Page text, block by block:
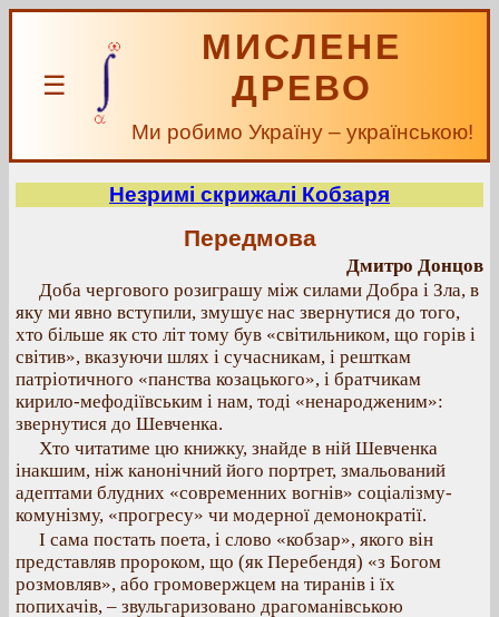
☰
МИСЛЕНЕ
ДРЕВО
Ми робимо Україну – українською!
Незримі скрижалі Кобзаря
Передмова
Дмитро Донцов
Доба чергового розиграшу між силами Добра і Зла, в
яку ми явно вступили, змушує нас звернутися до того,
хто більше як сто літ тому був «світильником, що горів і
світив», вказуючи шлях і сучасникам, і решткам
патріотичного «панства козацького», і братчикам
кирило-мефодіївським і нам, тоді «ненародженим»:
звернутися до Шевченка.
Хто читатиме цю книжку, знайде в ній Шевченка
інакшим, ніж канонічний його портрет, змальований
адептами блудних «современних вогнів» соціалізму-
комунізму, «прогресу» чи модерної демонократії.
І сама постать поета, і слово «кобзар», якого він
представляв пророком, що (як Перебендя) «з Богом
розмовляв», або громовержцем на тиранів і їх
попихачів, – звульгаризовано драгоманівською